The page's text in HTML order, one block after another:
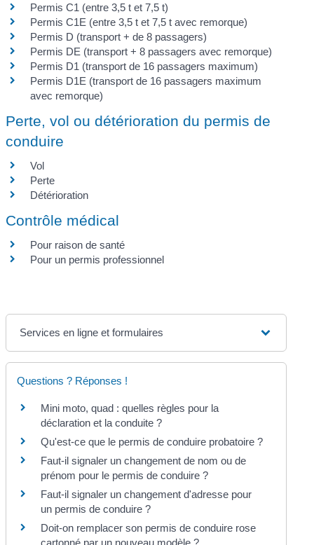
Permis C1 (entre 3,5 t et 7,5 t)
Permis C1E (entre 3,5 t et 7,5 t avec remorque)
Permis D (transport + de 8 passagers)
Permis DE (transport + 8 passagers avec remorque)
Permis D1 (transport de 16 passagers maximum)
Permis D1E (transport de 16 passagers maximum
avec remorque)
Perte, vol ou détérioration du permis de
conduire
Vol
Perte
Détérioration
Contrôle médical
Pour raison de santé
Pour un permis professionnel
Services en ligne et formulaires
Questions ? Réponses !
Mini moto, quad : quelles règles pour la
déclaration et la conduite ?
Qu'est-ce que le permis de conduire probatoire ?
Faut-il signaler un changement de nom ou de
prénom pour le permis de conduire ?
Faut-il signaler un changement d'adresse pour
un permis de conduire ?
Doit-on remplacer son permis de conduire rose